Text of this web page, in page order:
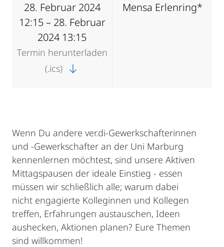
28. Februar 2024
12:15 – 28. Februar
2024 13:15
Termin herunterladen
(.ics)
Mensa Erlenring*
Wenn Du andere ver.di-Gewerkschafterinnen
und -Gewerkschafter an der Uni Marburg
kennenlernen möchtest, sind unsere Aktiven
Mittagspausen der ideale Einstieg - essen
müssen wir schließlich alle; warum dabei
nicht engagierte Kolleginnen und Kollegen
treffen, Erfahrungen austauschen, Ideen
aushecken, Aktionen planen? Eure Themen
sind willkommen!